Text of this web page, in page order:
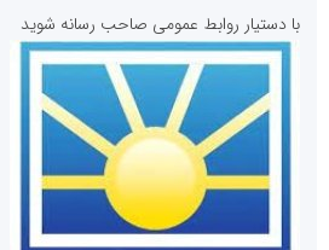
روابط عمومی خبرگزاری گزارش خبر
با دستیار روابط عمومی صاحب رسانه شوید